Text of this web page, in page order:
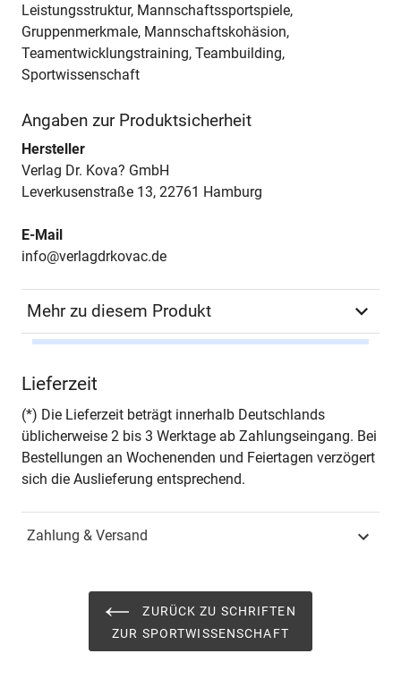
Leistungsstruktur, Mannschaftssportspiele,
Gruppenmerkmale, Mannschaftskohäsion,
Teamentwicklungstraining, Teambuilding,
Sportwissenschaft
Angaben zur Produktsicherheit
Hersteller
Verlag Dr. Kova? GmbH
Leverkusenstraße 13, 22761 Hamburg
E-Mail
info@verlagdrkovac.de
Mehr zu diesem Produkt
ISSN 1435-6546
Band 165
Fachbereich
Naturwissenschaft,
Lieferzeit
(*) Die Lieferzeit beträgt innerhalb Deutschlands
üblicherweise 2 bis 3 Werktage ab Zahlungseingang. Bei
Bestellungen an Wochenenden und Feiertagen verzögert
sich die Auslieferung entsprechend.
Zahlung & Versand
ZURÜCK ZU SCHRIFTEN
ZUR SPORTWISSENSCHAFT